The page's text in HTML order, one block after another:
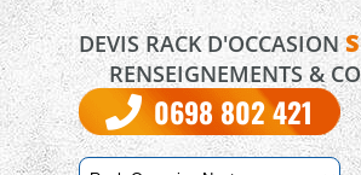
DEVIS RACK D'OCCASION
RENSEIGNEMENTS &
0698 802 421